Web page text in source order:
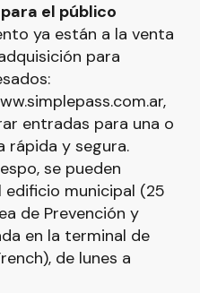
el público
ya están a la venta
para
entradas para una o
rápida y segura.
se pueden
municipal (25
de Prevención y
en la terminal de
de lunes a